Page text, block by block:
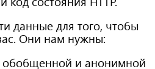
данные для того, чтобы
Они нам нужны:
и анонимной